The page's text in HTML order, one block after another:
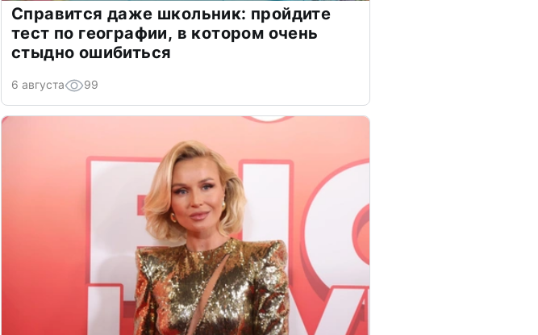
Справится даже школьник: пройдите
тест по географии, в котором очень
стыдно ошибиться
6 августа 99